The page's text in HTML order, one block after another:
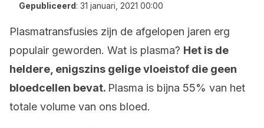
Gepubliceerd: 31 januari, 2021 00:00
Plasmatransfusies zijn de afgelopen jaren erg
populair geworden. Wat is plasma? Het is de
heldere, enigszins gelige vloeistof die geen
bloedcellen bevat. Plasma is bijna 55% van het
totale volume van ons bloed.